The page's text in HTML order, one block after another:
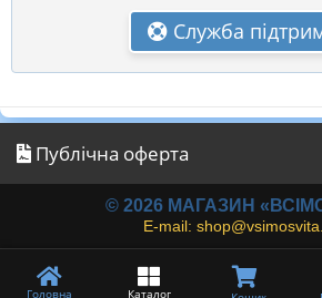
Служба
Публічна оферта
© 2026 МАГАЗИН
E-mail:
Головна Каталог